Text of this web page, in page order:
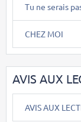
Tu ne serais
CHEZ MOI
AVIS AUX
AVIS AUX